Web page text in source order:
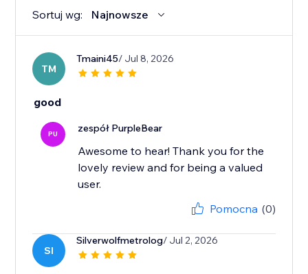
Sortuj wg: Najnowsze
TM
Tmaini45/ Jul 8, 2026
good
PU zespół PurpleBear
Awesome to hear! Thank you for the
lovely review and for being a valued
user.
Pomocna (0)
SI
Silverwolfmetrolog/ Jul 2, 2026